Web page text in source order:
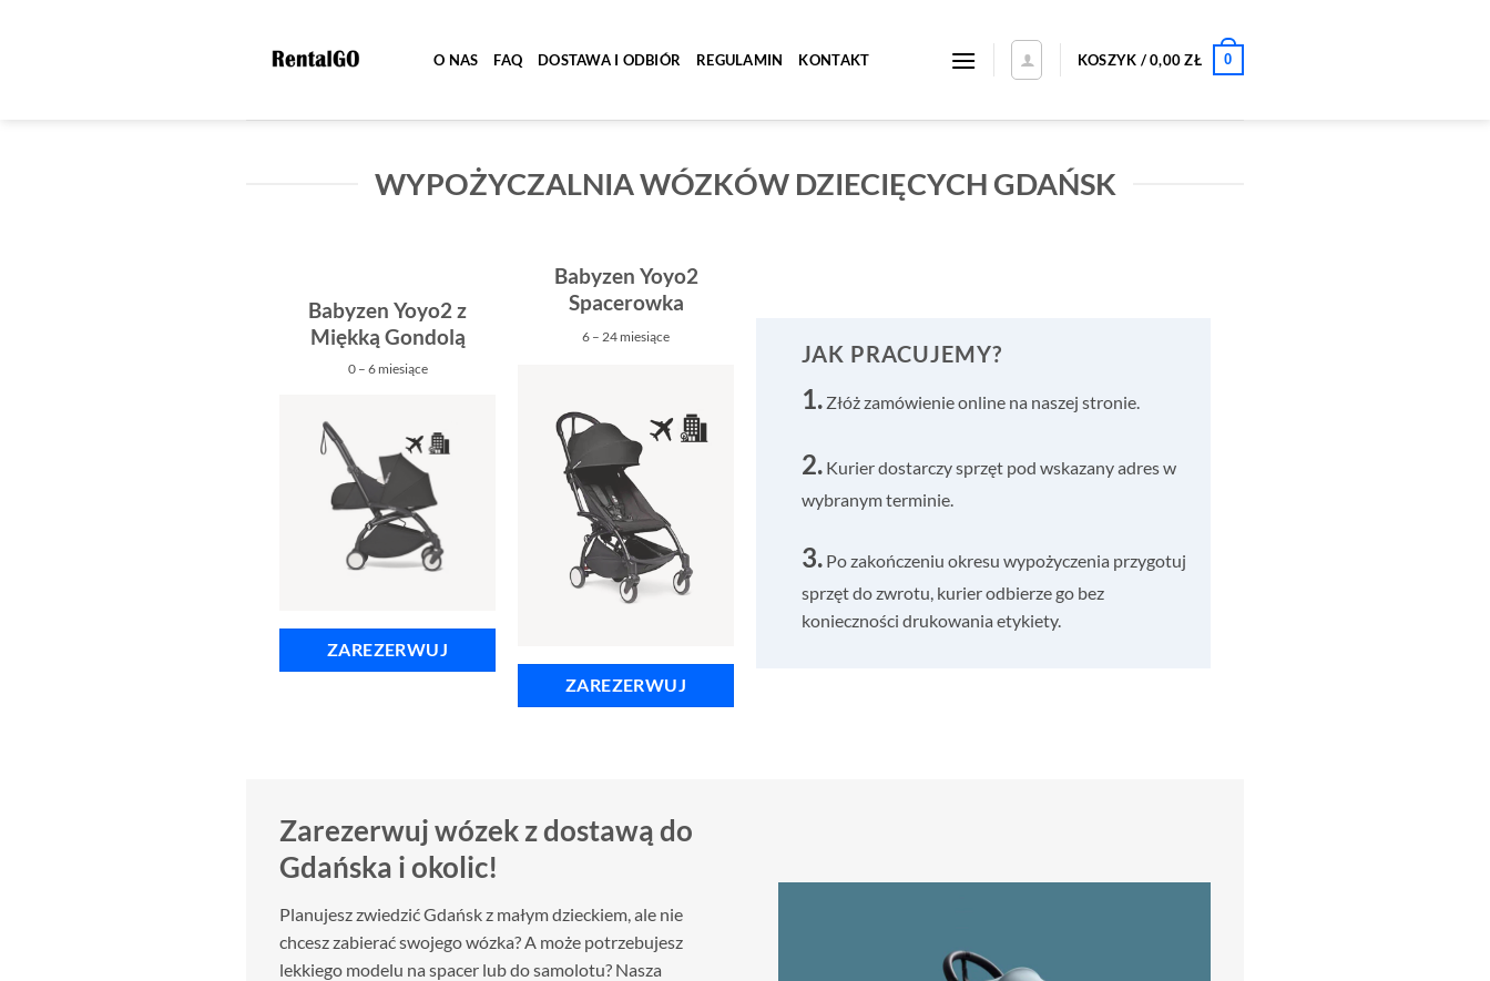
O NAS FAQ DOSTAWA I ODBIÓR REGULAMIN KONTAKT KOSZYK /0,00ZŁ 0
WYPOŻYCZALNIA WÓZKÓW DZIECIĘCYCH GDAŃSK
Babyzen Yoyo2 z
Miękką Gondolą
0 – 6 miesiące
ZAREZERWUJ
Babyzen Yoyo2
Spacerowka
6 – 24 miesiące
ZAREZERWUJ
JAK PRACUJEMY?
1.Złóż zamówienie online na naszej stronie.
2.Kurier dostarczy sprzęt pod wskazany adres w
wybranym terminie.
3.Po zakończeniu okresu wypożyczenia przygotuj
sprzęt do zwrotu, kurier odbierze go bez
konieczności drukowania etykiety.
Zarezerwuj wózek z dostawą do
Gdańska i okolic!
Planujesz zwiedzić Gdańsk z małym dzieckiem, ale nie
chcesz zabierać swojego wózka? A może potrzebujesz
lekkiego modelu na spacer lub do samolotu? Nasza